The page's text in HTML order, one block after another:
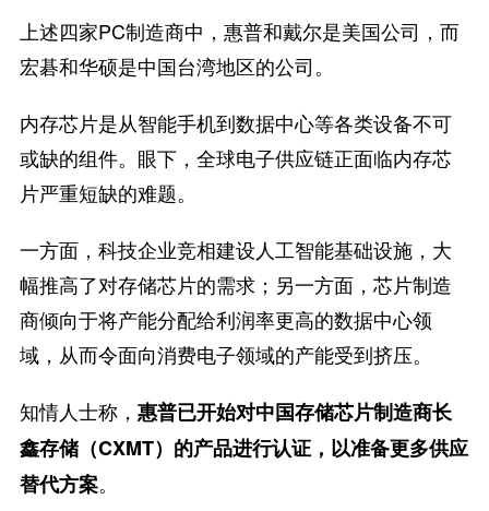
上述四家PC制造商中，惠普和戴尔是美国公司，而
宏碁和华硕是中国台湾地区的公司。
内存芯片是从智能手机到数据中心等各类设备不可
或缺的组件。眼下，全球电子供应链正面临内存芯
片严重短缺的难题。
一方面，科技企业竞相建设人工智能基础设施，大
幅推高了对存储芯片的需求；另一方面，芯片制造
商倾向于将产能分配给利润率更高的数据中心领
域，从而令面向消费电子领域的产能受到挤压。
知情人士称， 惠普已开始对中国存储芯片制造商长
鑫存储（CXMT）的产品进行认证，以准备更多供应
替代方案。